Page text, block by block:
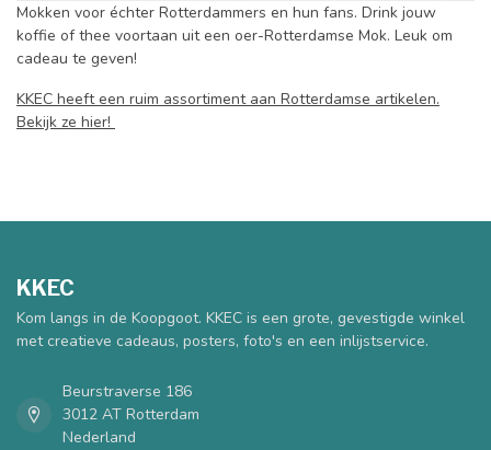
Mokken voor échter Rotterdammers en hun fans. Drink jouw
koffie of thee voortaan uit een oer-Rotterdamse Mok. Leuk om
cadeau te geven!
KKEC heeft een ruim assortiment aan Rotterdamse artikelen.
Bekijk ze hier!
KKEC
Kom langs in de Koopgoot. KKEC is een grote, gevestigde winkel
met creatieve cadeaus, posters, foto's en een inlijstservice.
Beurstraverse 186
3012 AT Rotterdam
Nederland